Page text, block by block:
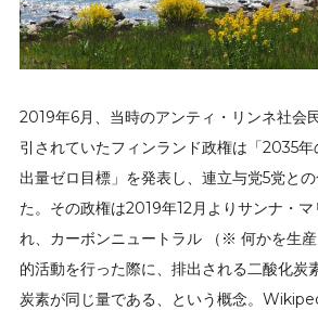
2019年6月、当時のアンティ・リンネ社会
引されていたフィンランド政権は「2035
出量ゼロ目標」を発表し、連立与党5党と
た。その政権は2019年12月よりサンナ・
れ、カーボンニュートラル （※ 何かを生
的活動を行った際に、排出される二酸化炭
炭素が同じ量である、という概念。